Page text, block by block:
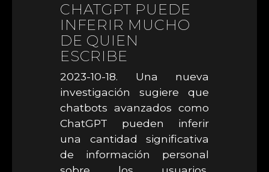
CHATGPT PUEDE
INFERIR MUCHO
DE QUIEN
ESCRIBE
2023-10-18. Una nueva
investigación sugiere que
chatbots avanzados como
ChatGPT pueden inferir
una cantidad significativa
de información personal